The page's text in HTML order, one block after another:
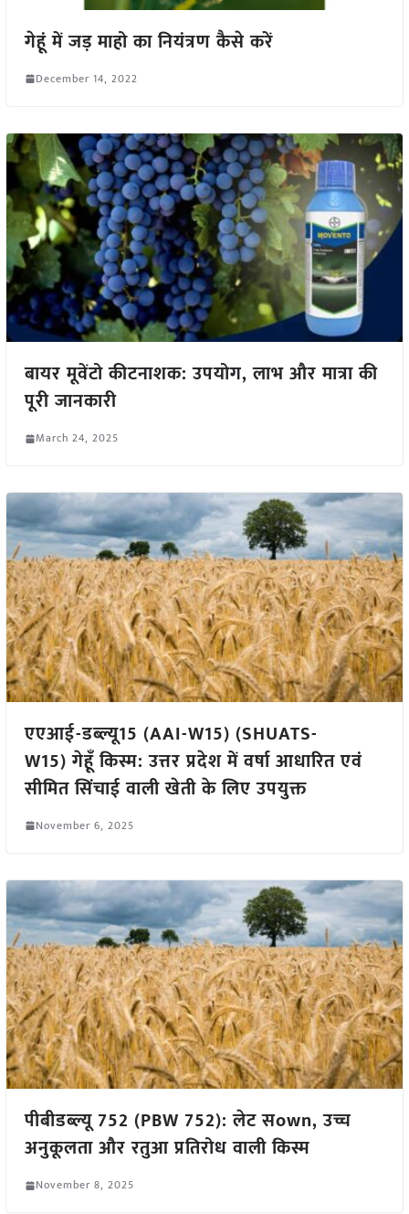
गेहूं में जड़ माहो का नियंत्रण कैसे करें
December 14, 2022
बायर मूवेंटो कीटनाशक: उपयोग, लाभ और मात्रा की
पूरी जानकारी
March 24, 2025
एएआई-डब्ल्यू15 (AAI-W15) (SHUATS-
W15) गेहूँ किस्म: उत्तर प्रदेश में वर्षा आधारित एवं
सीमित सिंचाई वाली खेती के लिए उपयुक्त
November 6, 2025
पीबीडब्ल्यू 752 (PBW 752): लेट सown, उच्च
अनुकूलता और रतुआ प्रतिरोध वाली किस्म
November 8, 2025